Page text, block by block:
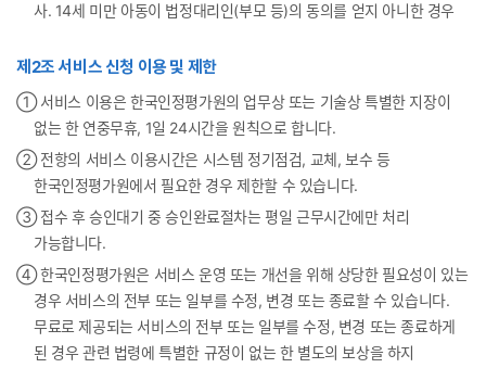
사. 14세 미만 아동이 법정대리인(부모 등)의 동의를 얻지 아니한 경우
제2조 서비스 신청 이용 및 제한
① 서비스 이용은 한국인정평가원의 업무상 또는 기술상 특별한 지장이
없는 한 연중무휴, 1일 24시간을 원칙으로 합니다.
② 전항의 서비스 이용시간은 시스템 정기점검, 교체, 보수 등
한국인정평가원에서 필요한 경우 제한할 수 있습니다.
③ 접수 후 승인대기 중 승인완료절차는 평일 근무시간에만 처리
가능합니다.
④ 한국인정평가원은 서비스 운영 또는 개선을 위해 상당한 필요성이 있는
경우 서비스의 전부 또는 일부를 수정, 변경 또는 종료할 수 있습니다.
무료로 제공되는 서비스의 전부 또는 일부를 수정, 변경 또는 종료하게
된 경우 관련 법령에 특별한 규정이 없는 한 별도의 보상을 하지